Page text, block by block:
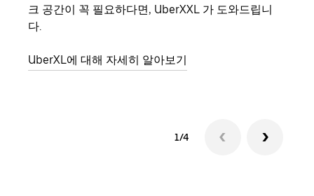
크 공간이 꼭 필요하다면, UberXXL 가 도와드립니
다.
UberXL에 대해 자세히 알아보기
1/4